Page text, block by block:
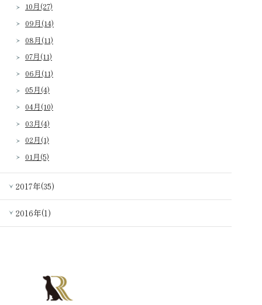
10月(27)
09月(14)
08月(11)
07月(11)
06月(11)
05月(4)
04月(10)
03月(4)
02月(1)
01月(5)
2017年(35)
2016年(1)